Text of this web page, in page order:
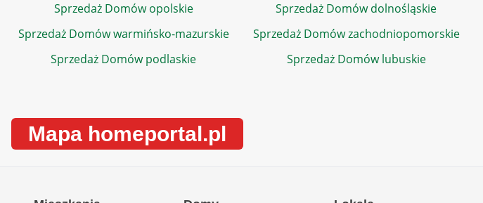
Sprzedaż Domów opolskie
Sprzedaż Domów dolnośląskie
Sprzedaż Domów warmińsko-mazurskie
Sprzedaż Domów zachodniopomorskie
Sprzedaż Domów podlaskie
Sprzedaż Domów lubuskie
Mapa homeportal.pl